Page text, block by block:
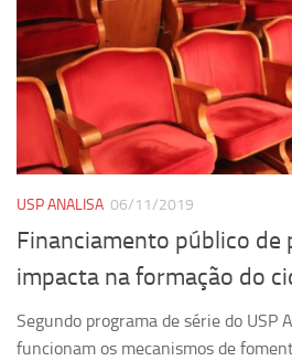
Institucional
Polo Ribeirão Preto
Equipe
Estrutura do polo
Espaço de Eventos
Projetos
Ciência com Pipoca
Pint of Science
USP ANALISA 06/11/2019
Financiamento público
impacta na formação do
Segundo programa de série do USP
funcionam os mecanismos de